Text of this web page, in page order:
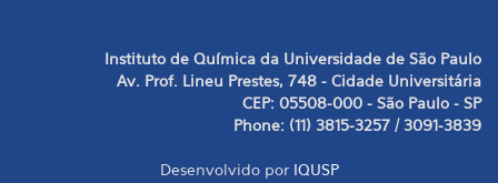
Instituto de Química da Universidade de São Paulo
Av. Prof. Lineu Prestes, 748 - Cidade Universitária
CEP: 05508-000 - São Paulo - SP
Phone: (11) 3815-3257 / 3091-3839
Desenvolvido por IQUSP